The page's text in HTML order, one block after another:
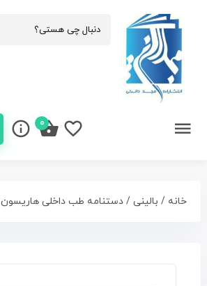
۰
خانه / بالینی/ دستنامه طب داخلی هاریسون ۲۰۲۰ ( تمام رنگی )